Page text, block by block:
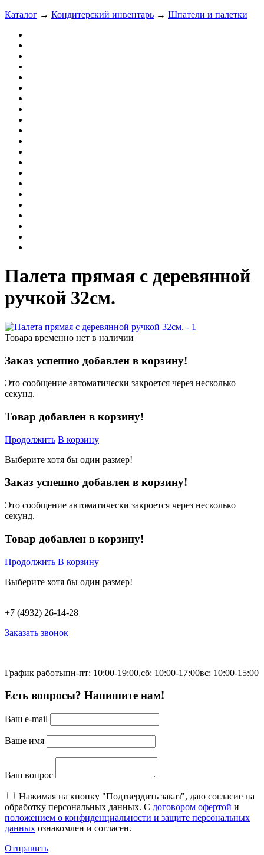
Каталог → Кондитерский инвентарь → Шпатели и палетки
Палета прямая с деревянной
ручкой 32см.
Товара временно нет в наличии
Заказ успешно добавлен в корзину!
Это сообщение автоматически закроется через несколько
секунд.
Товар добавлен в корзину!
Продолжить В корзину
Выберите хотя бы один размер!
Заказ успешно добавлен в корзину!
Это сообщение автоматически закроется через несколько
секунд.
Товар добавлен в корзину!
Продолжить В корзину
Выберите хотя бы один размер!
+7 (4932) 26-14-28
Заказать звонок
График работыпн-пт: 10:00-19:00,сб: 10:00-17:00вс: 10:00-15:00
Есть вопросы? Напишите нам!
Ваш e-mail
Ваше имя
Ваш вопрос
Нажимая на кнопку "Подтвердить заказ", даю согласие на
обработку персональных данных. С договором офертой и
положением о конфиденциальности и защите персональных
данных ознакомлен и согласен.
Отправить